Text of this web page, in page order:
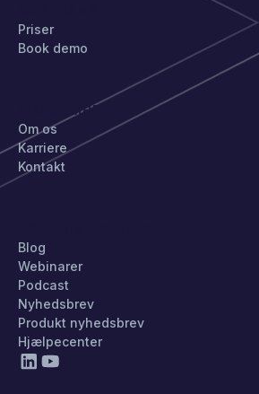
Priser
Book demo
VIRKSOMHED
Om os
Karriere
Kontakt
Blog
Webinarer
Podcast
Nyhedsbrev
Produkt nyhedsbrev
Hjælpecenter